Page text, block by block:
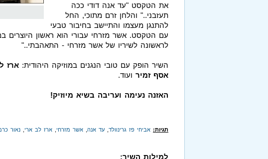
את הטקסט "עד אנה דודי ככה
תעזבני.." והלחן זרם מתוכי, החל
להתנגן מעצמו והתיישב בחיבור טבעי
עם הטקסט. אשר מזרחי עבורי הוא ראשון היוצרים
לראשונה לשיריו של אשר מזרחי - התאהבתי.."
השיר הופק עם טובי הנגנים במוזיקה היהודית: ארז
אסף זמיר ועוד.
האזנה נעימה ועריבה בשיא מיוזיק!
תגיות: אביחי פז גרינוולד עד אנה אשר מזרחי ארז לב ארי נאור
למילות השיר: